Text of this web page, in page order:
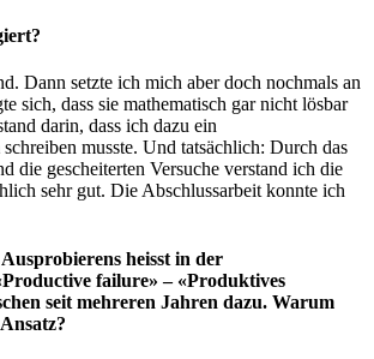
Dann setzte ich mich aber doch nochmals an
sich, dass sie mathematisch gar nicht lösbar
darin, dass ich dazu ein
musste. Und tatsächlich: Durch das
die gescheiterten Versuche verstand ich die
sehr gut. Die Abschlussarbeit konnte ich
heisst in der
failure» – «Produktives
seit mehreren Jahren dazu. Warum